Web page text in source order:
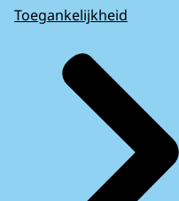
Toegankelijkheid